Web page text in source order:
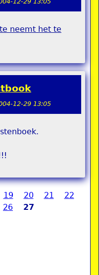
neemt het te
12-29 13:05
19 20 21
22
26 27